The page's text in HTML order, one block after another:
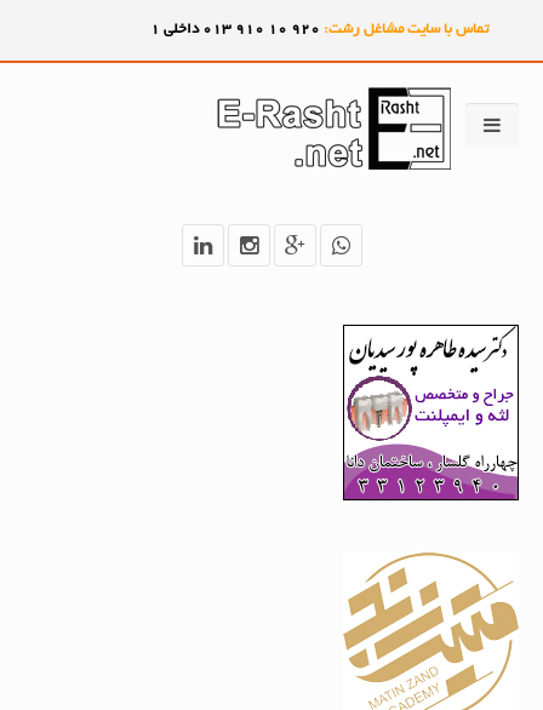
تماس با سایت مشاغل رشت: 920
10
910 013 داخلی 1